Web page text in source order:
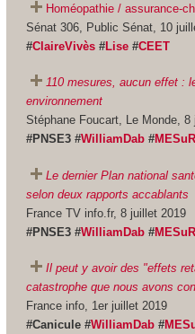
Homéopathie / assurance-
Sénat 306, Public Sénat, 10
#ClaireVivès #Lise#CEET
110 mesures, aucun effet :
environnement
Stéphane Foucart, Le Monde, 8
#PNSE3 #WilliamDab#
Le dernier Plan national
selon deux rapports accablants
France TV info.fr, 8 juillet 2019
#PNSE3 #WilliamDab#
Il peut y avoir des "effets
catastrophe que nous avons
France info, 1er juillet 2019
#Canicule #WilliamDab#